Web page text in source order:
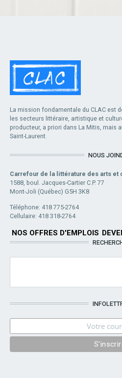
La mission fondamentale du CLAC est
les secteurs littéraire, artistique et
producteur, a priori dans La Mitis, mais
Saint-Laurent.
NOUS
Carrefour de la littérature des arts et
1588, boul. Jacques-Cartier C.P. 77
Mont-Joli (Québec) G5H 3K8
Téléphone: 418 775-2764
Cellulaire: 418 318-2764
NOS OFFRES D'EMPLOIS